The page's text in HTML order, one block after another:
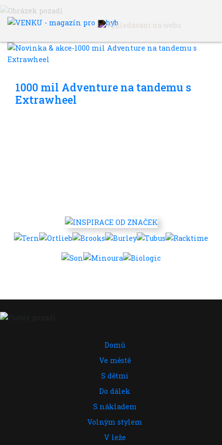
VENKU Archiv článků
1000 mil Adventure na tandemu s
Extrawheel
Domů
Ve městě
S dětmi
Do dálek
S nákladem
Volným stylem
V leže